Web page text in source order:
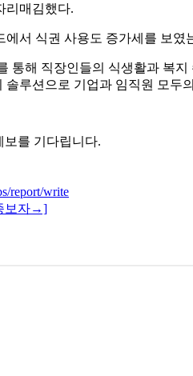
리매김했다.
서 식권 사용도 증가세를 보
통해 직장인들의 식생활과 복
루션으로 기업과 임직원 모두
보를 기다립니다.
report/write
보자→]